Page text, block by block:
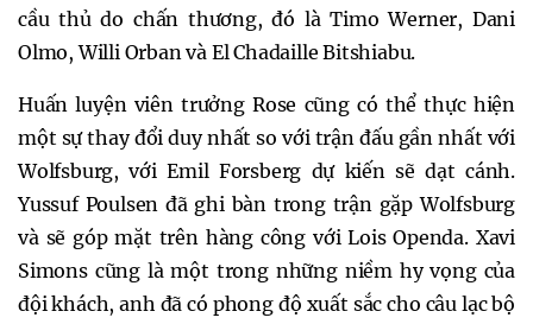
cầu thủ do chấn thương, đó là Timo Werner, Dani
Olmo, Willi Orban và El Chadaille Bitshiabu.
Huấn luyện viên trưởng Rose cũng có thể thực hiện
một sự thay đổi duy nhất so với trận đấu gần nhất với
Wolfsburg, với Emil Forsberg dự kiến sẽ dạt cánh.
Yussuf Poulsen đã ghi bàn trong trận gặp Wolfsburg
và sẽ góp mặt trên hàng công với Lois Openda. Xavi
Simons cũng là một trong những niềm hy vọng của
đội khách, anh đã có phong độ xuất sắc cho câu lạc bộ